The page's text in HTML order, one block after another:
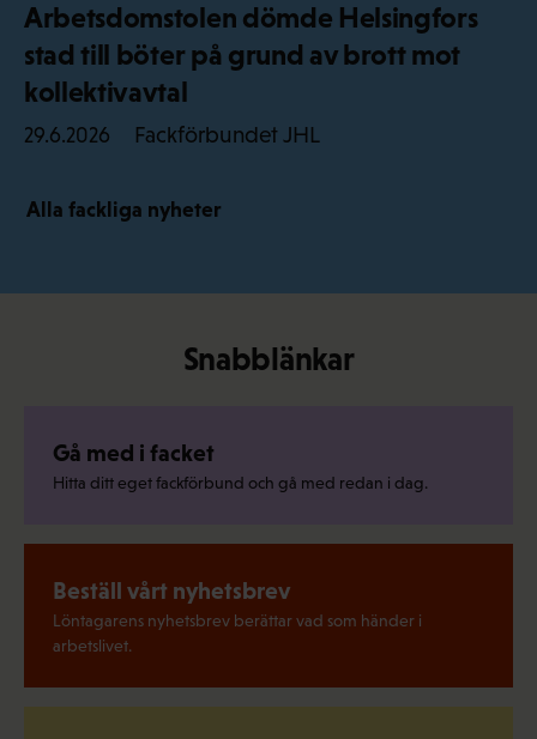
Arbetsdomstolen dömde Helsingfors
stad till böter på grund av brott mot
kollektivavtal
29.6.2026 Fackförbundet JHL
Alla fackliga nyheter
Snabblänkar
Gå med i facket
Hitta ditt eget fackförbund och gå med redan i dag.
Beställ vårt nyhetsbrev
Löntagarens nyhetsbrev berättar vad som händer i
arbetslivet.